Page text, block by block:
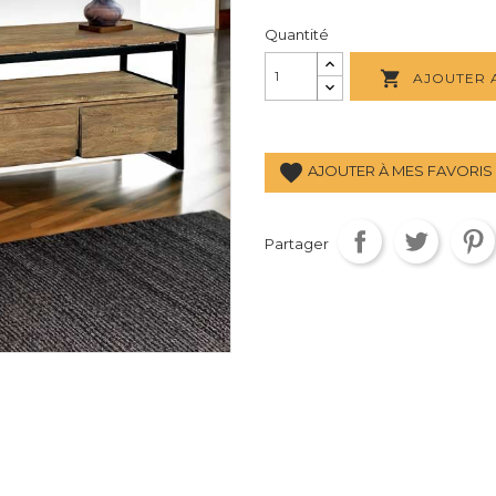
Quantité
 AJOUTER
favorite AJOUTER À MES FAVORIS
Partager